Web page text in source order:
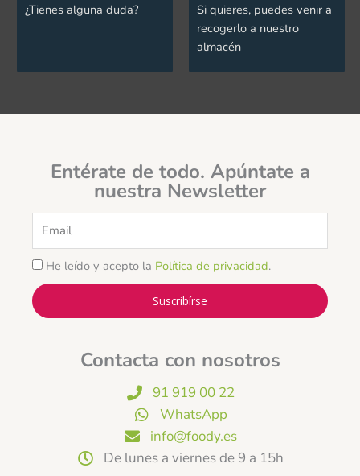
¿Tienes alguna duda?
Si quieres, puedes venir a
recogerlo a nuestro
almacén
Entérate de todo. Apúntate a
nuestra Newsletter
He leído y acepto la Política de privacidad.
Suscribírse
Contacta con nosotros
91 919 00 22
WhatsApp
info@foody.es
De lunes a viernes de 9 a 15h